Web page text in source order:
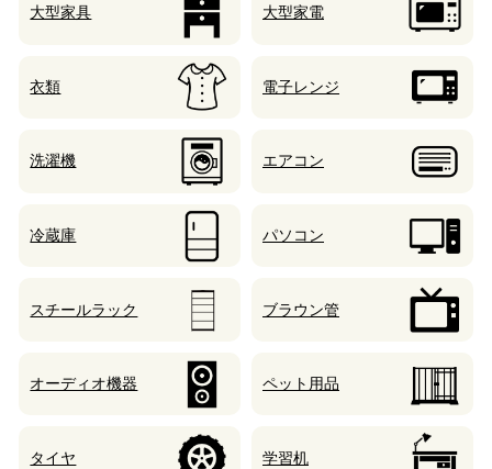
大型家具 大型家電
衣類 電子レンジ
洗濯機 エアコン
冷蔵庫 パソコン
スチールラック ブラウン管
オーディオ機器 ペット用品
タイヤ 学習机